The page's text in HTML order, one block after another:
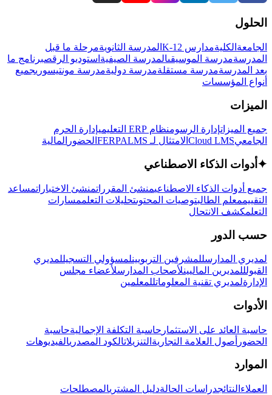
الحلول
الجامعة الكليةمدارس K-12 المدرسة الثانويةمرحلة ما قبل
المدرسةمدرسة الموسيقىالمدرسة الصيفية استوديو الرقصبرنامج ما
بعد المدرسةمدرسة مستقلةمدرسة دوليةمدرسة مونتيسوريجميع
أنواع المؤسسات
الميزات
جميع الميزاتإدارة الرسومنظام ERP التعليمي
إدارة الحرم
الجامعيCloud LMS الامتثال لـ FERPA LMS الحضور المالية
✦ أدوات الذكاء الاصطناعي
جميع أدوات الذكاء الاصطناعيمنشئ المقرراتمنشئ الاختباراتمساعد
التقييممعلم الطالبتوصيات المحتوىتحليلات التعلممسارات
التعلمكشف الانتحال
حسب الدور
لمديري المدارسللمشرفين التربويينلمسؤولي التسجيللمديري
القبولللمديرين الماليينلأصحاب المدارسلأعضاء مجلس
الإدارةلمديري تقنية المعلوماتللمعلمين
الأدوات
حاسبة العائد على الاستثمار حاسبة التكلفة الإجماليةحاسبة
الحضور أصول العلامة التجارية التنزيلاتالكود المصدريالفيديوهات
الموارد
العملاء النتائجدراسات الحالةدليل المشتريالمصطلحات